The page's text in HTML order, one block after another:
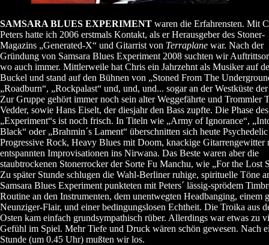
SAMSARA BLUES EXPERIMENT waren die Erfahrensten. Mit
Peters hatte ich 2006 erstmals Kontakt, als er Herausgeber des Stoner-
Magazins „Generated-X“ und Gitarrist von Terraplane war. Nach der
Gründung von Samsara Blues Experiment 2008 suchten wir
wo auch immer. Mittlerweile hat Chris ein Jahrzehnt als Musiker auf
Buckel und stand auf den Bühnen von „Stoned From The
„Roadburn“, „Rockpalast“ und, und, und... sogar an der Westküste
Zur Gruppe gehört immer noch sein alter Weggefährte und Trommler
Vedder, sowie Hans Eiselt, der diesjahr den Bass zupfte. Die Phase des
„Experiment“s ist noch frisch. In Titeln wie „Army of Ignorance“,
Black“ oder „Brahmin´s Lament“ überschnitten sich heute
Progressive Rock, Heavy Blues mit Doom, knackige Gitarrengewitter
entspannten Improvisationen ins Nirwana. Das Beste waren aber die
staubtrockenen Stonerrocker der Sorte Fu Manchu, wie „For the Lost
Zu später Stunde schlugen die Wahl-Berliner ruhige, spirituelle Töne
Samsara Blues Experiment punkteten mit Peters´ lässig-sprödem
Routine an den Instrumenten, dem unentwegten Headbanging, einem
Neunziger-Flair, und einer bedingungslosen Echtheit. Die Troika aus
Osten kam einfach grundsympathisch rüber. Allerdings war etwas zu
Gefühl im Spiel. Mehr Tiefe und Druck wären schön gewesen. Nach
Stunde (um 0.45 Uhr) mußten wir los.